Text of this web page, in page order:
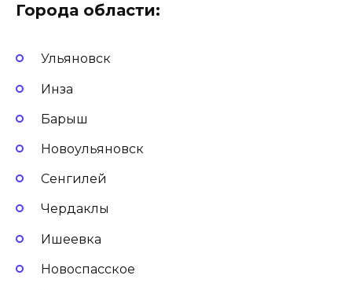
Города области:
Ульяновск
Инза
Барыш
Новоульяновск
Сенгилей
Чердаклы
Ишеевка
Новоспасское